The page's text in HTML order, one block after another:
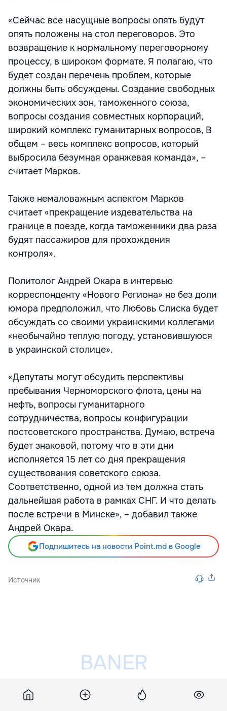
«Сейчас все насущные вопросы опять будут
опять положены на стол переговоров. Это
возвращение к нормальному переговорному
процессу, в широком формате. Я полагаю, что
будет создан перечень проблем, которые
должны быть обсуждены. Создание свободных
экономических зон, таможенного союза,
вопросы создания совместных корпораций,
широкий комплекс гуманитарных вопросов, В
общем – весь комплекс вопросов, который
выбросила безумная оранжевая команда», –
считает Марков.
Также немаловажным аспектом Марков
считает «прекращение издевательства на
границе в поезде, когда таможенники два раза
будят пассажиров для прохождения
контроля».
Политолог Андрей Окара в интервью
корреспонденту «Нового Региона» не без доли
юмора предположил, что Любовь Слиска будет
обсуждать со своими украинскими коллегами
«необычайно теплую погоду, установившуюся
в украинской столице».
«Депутаты могут обсудить перспективы
пребывания Черноморского флота, цены на
нефть, вопросы гуманитарного
сотрудничества, вопросы конфигурации
постсоветского пространства. Думаю, встреча
будет знаковой, потому что в эти дни
исполняется 15 лет со дня прекращения
существования советского союза.
Соответственно, одной из тем должна стать
дальнейшая работа в рамках СНГ. И что делать
после встречи в Минске», – добавил также
Андрей Окара.
Подпишитесь на новости Point.md в Google
Источник